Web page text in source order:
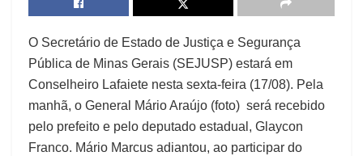
O Secretário de Estado de Justiça e Segurança
Pública de Minas Gerais (SEJUSP) estará em
Conselheiro Lafaiete nesta sexta-feira (17/08). Pela
manhã, o General Mário Araújo (foto) será recebido
pelo prefeito e pelo deputado estadual, Glaycon
Franco. Mário Marcus adiantou, ao participar do